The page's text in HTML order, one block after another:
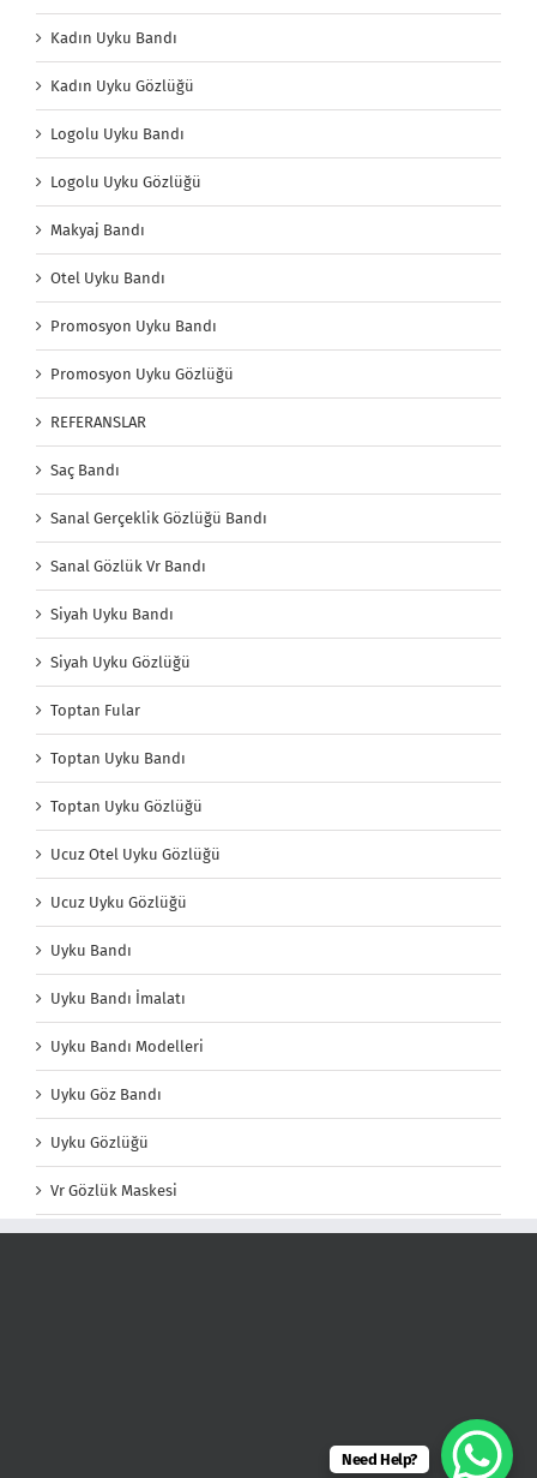
Kadın Uyku Bandı
Kadın Uyku Gözlüğü
Logolu Uyku Bandı
Logolu Uyku Gözlüğü
Makyaj Bandı
Otel Uyku Bandı
Promosyon Uyku Bandı
Promosyon Uyku Gözlüğü
REFERANSLAR
Saç Bandı
Sanal Gerçeklik Gözlüğü Bandı
Sanal Gözlük Vr Bandı
Siyah Uyku Bandı
Siyah Uyku Gözlüğü
Toptan Fular
Toptan Uyku Bandı
Toptan Uyku Gözlüğü
Ucuz Otel Uyku Gözlüğü
Ucuz Uyku Gözlüğü
Uyku Bandı
Uyku Bandı İmalatı
Uyku Bandı Modelleri
Uyku Göz Bandı
Uyku Gözlüğü
Vr Gözlük Maskesi
Need Help?